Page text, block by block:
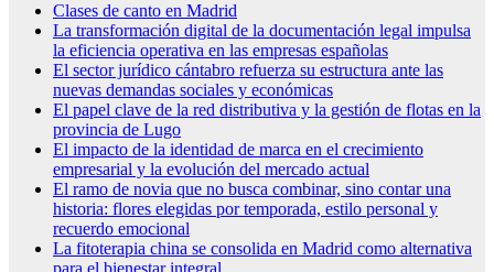
Clases de canto en Madrid
La transformación digital de la documentación legal impulsa
la eficiencia operativa en las empresas españolas
El sector jurídico cántabro refuerza su estructura ante las
nuevas demandas sociales y económicas
El papel clave de la red distributiva y la gestión de flotas en la
provincia de Lugo
El impacto de la identidad de marca en el crecimiento
empresarial y la evolución del mercado actual
El ramo de novia que no busca combinar, sino contar una
historia: flores elegidas por temporada, estilo personal y
recuerdo emocional
La fitoterapia china se consolida en Madrid como alternativa